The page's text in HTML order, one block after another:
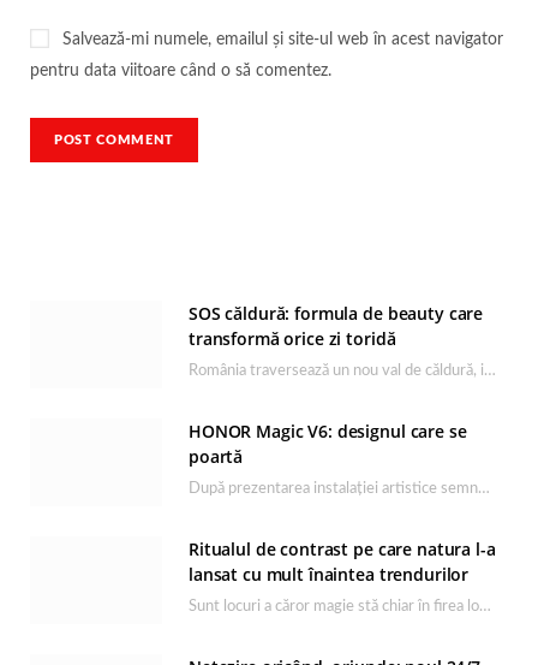
Salvează-mi numele, emailul și site-ul web în acest navigator
pentru data viitoare când o să comentez.
SOS căldură: formula de beauty care
transformă orice zi toridă
România traversează un nou val de căldură, iar rutina de îngrijire capătă un rol esențial…
HONOR Magic V6: designul care se
poartă
După prezentarea instalației artistice semnată de Catrinel Săbăciag în cadrul evenimentului de lansare HONOR Magic…
Ritualul de contrast pe care natura l-a
lansat cu mult înaintea trendurilor
Sunt locuri a căror magie stă chiar în firea lor naturală, iar Lacul Ursu din…